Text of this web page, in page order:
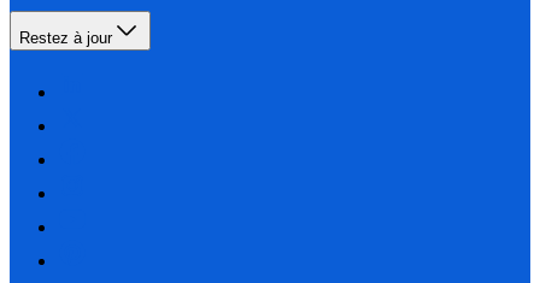
Restez à jour